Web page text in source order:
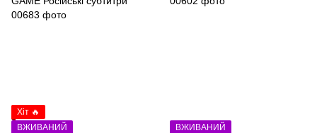
Хіт 🔥
ВЖИВАНИЙ
ВЖИВАНИЙ